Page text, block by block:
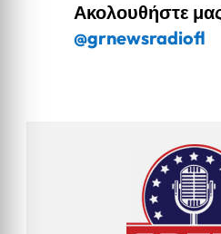
Ακολουθήστε
@grnewsradiofl